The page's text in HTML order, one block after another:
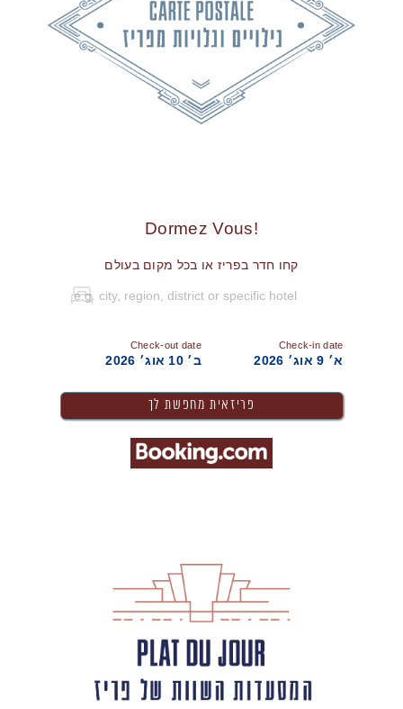
!Dormez Vous
קחו חדר בפריז או בכל מקום בעולם
Check-in date
א׳ 9 אוג׳ 2026
Check-out date
ב׳ 10 אוג׳ 2026